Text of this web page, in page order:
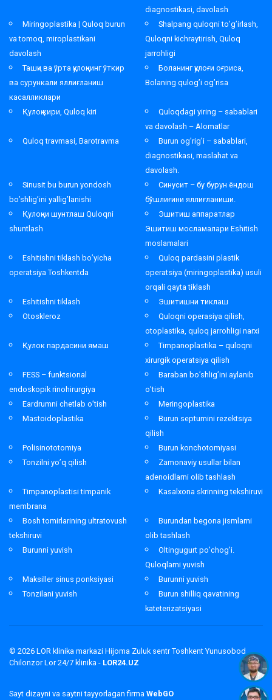
diagnostikasi, davolash
Miringoplastika | Quloq burun
va tomoq, miroplastikani
davolash
Shalpang quloqni to’g’irlash,
Quloqni kichraytirish, Quloq
jarrohligi
Ташқи ва ўрта қулоқнинг ўткир
ва сурункали яллиғланиш
касалликлари
Боланинг қулоғи оғриса,
Bolaning qulog’i og’risa
Қулоқ кири, Quloq kiri
Quloqdagi yiring – sabablari
va davolash – Alomatlar
Quloq travmasi, Barotravma
Burun og’rig’i – sabablari,
diagnostikasi, maslahat va
davolash.
Sinusit bu burun yondosh
bo’shlig’ini yallig’lanishi
Синусит – бу бурун ёндош
бўшлиғини яллиғланиши.
Қулоқни шунтлаш Quloqni
shuntlash
Эшитиш аппаратлар
Эшитиш мосламалари Eshitish
moslamalari
Eshitishni tiklash bo’yicha
operatsiya Toshkentda
Quloq pardasini plastik
operatsiya (miringoplastika) usuli
orqali qayta tiklash
Eshitishni tiklash
Эшитишни тиклаш
Otoskleroz
Quloqni operasiya qilish,
otoplastika, quloq jarrohligi narxi
Қулок пардасини ямаш
Timpanoplastika – quloqni
xirurgik operatsiya qilish
FESS – funktsional
endoskopik rinohirurgiya
Baraban bo’shlig’ini aylanib
o’tish
Eardrumni chetlab o’tish
Meringoplastika
Mastoidoplastika
Burun septumini rezektsiya
qilish
Polisinototomiya
Burun konchotomiyasi
Tonzilni yo’q qilish
Zamonaviy usullar bilan
adenoidlarni olib tashlash
Timpanoplastisi timpanik
membrana
Kasalxona skrinning tekshiruvi
Bosh tomirlarining ultratovush
tekshiruvi
Burundan begona jismlarni
olib tashlash
Burunni yuvish
Oltingugurt po’chog’i.
Quloqlarni yuvish
Maksiller sinus ponksiyasi
Burunni yuvish
Tonzilani yuvish
Burun shilliq qavatining
kateterizatsiyasi
© 2026 LOR klinika markazi Hijoma Zuluk sentr Toshkent Yunusobod
Chilonzor Lor 24/7 klinika - LOR24.UZ
Sayt dizayni va saytni tayyorlagan firma WebGO